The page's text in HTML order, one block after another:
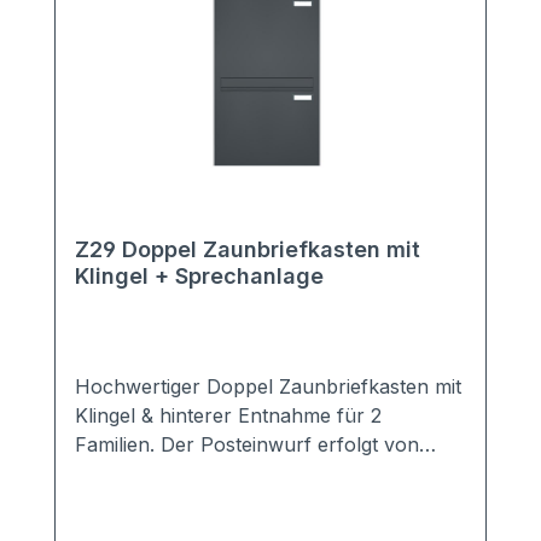
Z29 Doppel Zaunbriefkasten mit
Klingel + Sprechanlage
Hochwertiger Doppel Zaunbriefkasten mit
Klingel & hinterer Entnahme für 2
Familien. Der Posteinwurf erfolgt von